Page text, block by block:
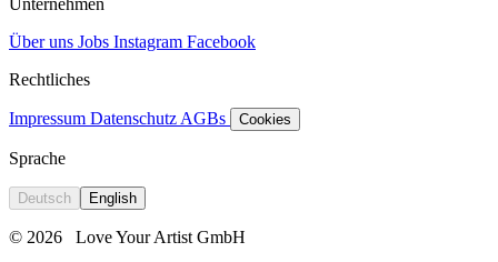
Über uns Jobs Instagram Facebook
Rechtliches
Impressum Datenschutz AGBs Cookies
Sprache
Deutsch English
© 2026 Love Your Artist GmbH